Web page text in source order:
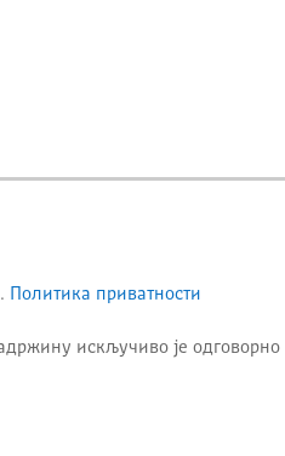
Политика приватности
искључиво је одговорно